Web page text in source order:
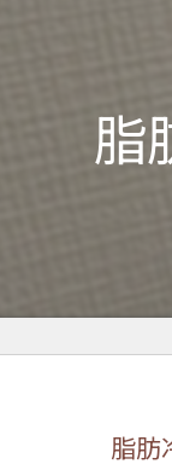
脂
脂肪